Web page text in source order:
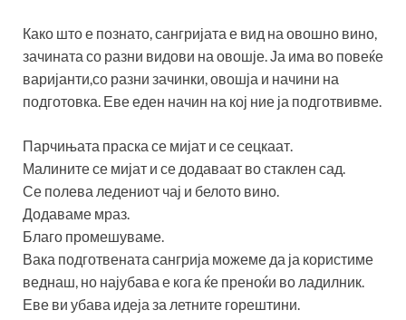
Како што е познато, сангријата е вид на овошно вино,
зачината со разни видови на овошје. Ја има во повеќе
варијанти,со разни зачинки, овошја и начини на
подготовка. Еве еден начин на кој ние ја подготвивме.
Парчињата праска се мијат и се сецкаат.
Малините се мијат и се додаваат во стаклен сад.
Се полева ледениот чај и белото вино.
Додаваме мраз.
Благо промешуваме.
Вака подготвената сангрија можеме да ја користиме
веднаш, но најубава е кога ќе преноќи во ладилник.
Еве ви убава идеја за летните горештини.